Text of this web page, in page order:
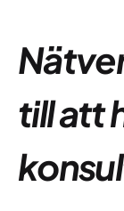
till att